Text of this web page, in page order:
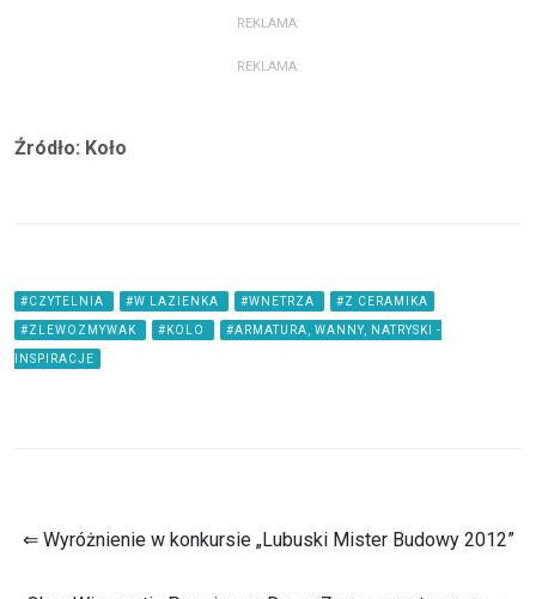
REKLAMA:
REKLAMA:
Źródło: Koło
#CZYTELNIA #W LAZIENKA #WNETRZA #Z CERAMIKA
#ZLEWOZMYWAK #KOLO #ARMATURA, WANNY, NATRYSKI -
INSPIRACJE
⇐ Wyróżnienie w konkursie „Lubuski Mister Budowy 2012”